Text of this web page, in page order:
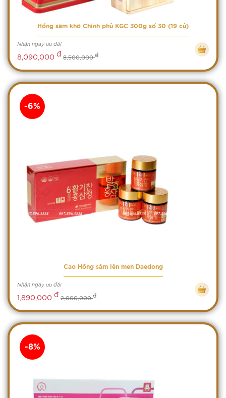
Hồng sâm khô Chính phủ KGC 300g số 30 (19 củ)
Nhận ngay ưu đãi
8,090,000 đ 8,500,000đ
Cao Hồng sâm lên men Daedong
Nhận ngay ưu đãi
1,890,000 đ 2,000,000đ
-6%
-8%